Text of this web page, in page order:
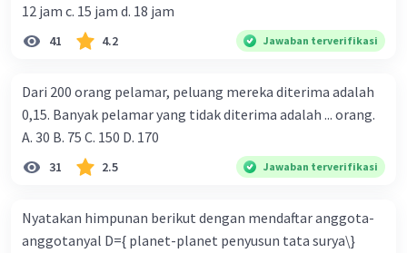
12 jam c. 15 jam d. 18 jam
41 4.2 Jawaban terverifikasi
Dari 200 orang pelamar, peluang mereka diterima adalah
0,15. Banyak pelamar yang tidak diterima adalah ... orang.
A. 30 B. 75 C. 150 D. 170
31 2.5 Jawaban terverifikasi
Nyatakan himpunan berikut dengan mendaftar anggota-
anggotanyal D={ planet-planet penyusun tata surya\}